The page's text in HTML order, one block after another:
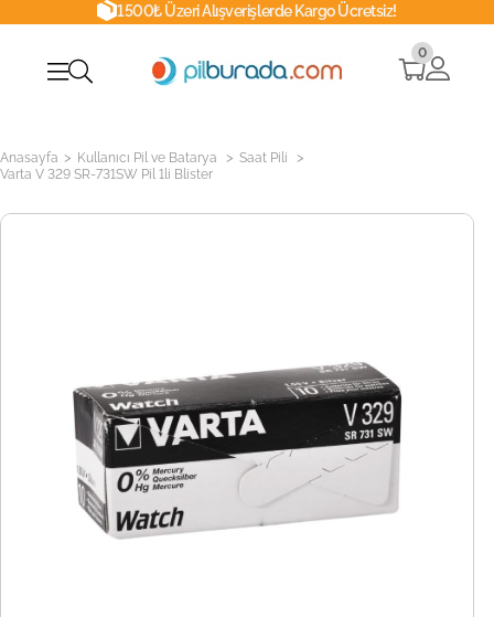
1500₺ Üzeri Alışverişlerde Kargo Ücretsiz!
0
Anasayfa > Kullanıcı Pil ve Batarya > Saat Pili >
Varta V 329 SR-731SW Pil 1li Blister